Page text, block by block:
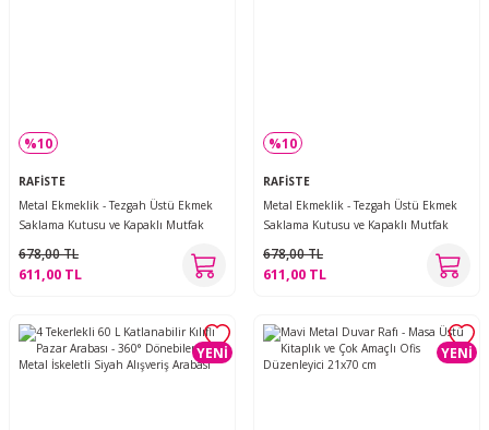
%10
RAFİSTE
Metal Ekmeklik - Tezgah Üstü Ekmek
Saklama Kutusu ve Kapaklı Mutfak
678,00 TL
611,00 TL
%10
RAFİSTE
Metal Ekmeklik - Tezgah Üstü Ekmek
Saklama Kutusu ve Kapaklı Mutfak
678,00 TL
611,00 TL
YENİ YENİ